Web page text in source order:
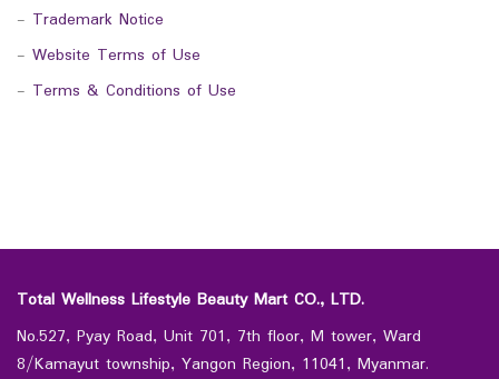
- Trademark Notice
- Website Terms of Use
- Terms & Conditions of Use
Total Wellness Lifestyle Beauty Mart CO., LTD.
No.527, Pyay Road, Unit 701, 7th floor, M tower, Ward
8/Kamayut township, Yangon Region, 11041, Myanmar.